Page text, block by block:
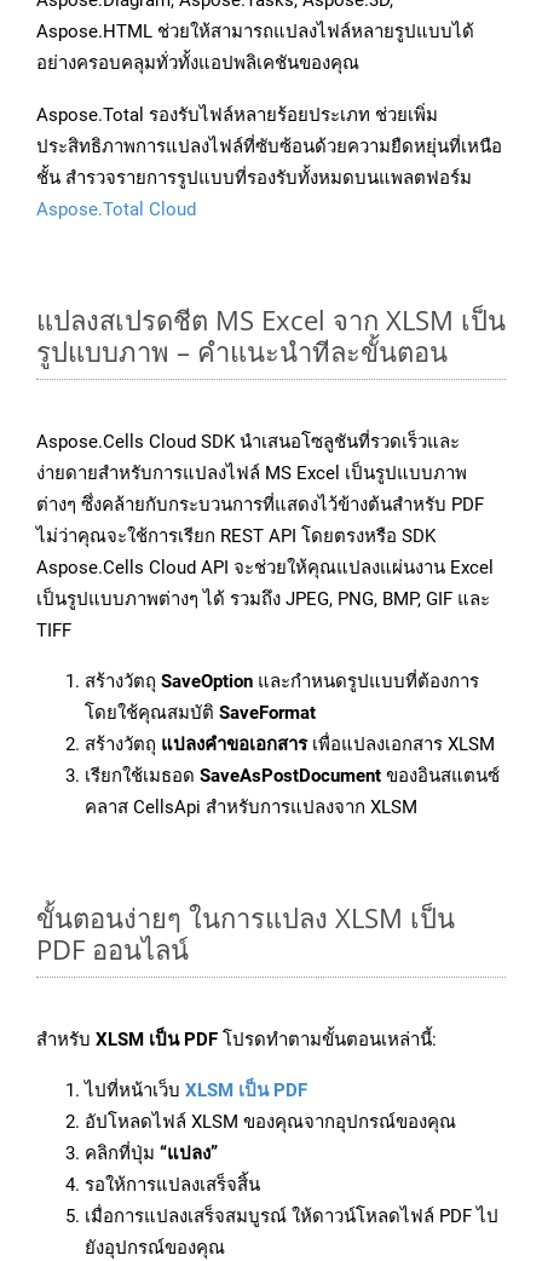
Aspose.HTML ช่วยให้สามารถแปลงไฟล์หลายรูปแบบได้
อย่างครอบคลุมทั่วทั้งแอปพลิเคชันของคุณ
Aspose.Total รองรับไฟล์หลายร้อยประเภท ช่วยเพิ่ม
ประสิทธิภาพการแปลงไฟล์ที่ซับซ้อนด้วยความยืดหยุ่นที่เหนือ
ชั้น สำรวจรายการรูปแบบที่รองรับทั้งหมดบนแพลตฟอร์ม
Aspose.Total Cloud
แปลงสเปรดชีต MS Excel จาก XLSM เป็น
รูปแบบภาพ – คำแนะนำทีละขั้นตอน
Aspose.Cells Cloud SDK นำเสนอโซลูชันที่รวดเร็วและ
ง่ายดายสำหรับการแปลงไฟล์ MS Excel เป็นรูปแบบภาพ
ต่างๆ ซึ่งคล้ายกับกระบวนการที่แสดงไว้ข้างต้นสำหรับ PDF
ไม่ว่าคุณจะใช้การเรียก REST API โดยตรงหรือ SDK
Aspose.Cells Cloud API จะช่วยให้คุณแปลงแผ่นงาน Excel
เป็นรูปแบบภาพต่างๆ ได้ รวมถึง JPEG, PNG, BMP, GIF และ
TIFF
สร้างวัตถุ SaveOption และกำหนดรูปแบบที่ต้องการ
โดยใช้คุณสมบัติ SaveFormat
สร้างวัตถุ แปลงคำขอเอกสารเพื่อแปลงเอกสาร XLSM
เรียกใช้เมธอด SaveAsPostDocument ของอินสแตนซ์
คลาส CellsApi สำหรับการแปลงจาก XLSM
ขั้นตอนง่ายๆ ในการแปลง XLSM เป็น
PDF ออนไลน์
สำหรับ XLSM เป็น PDF โปรดทำตามขั้นตอนเหล่านี้:
ไปที่หน้าเว็บ XLSM เป็น PDF
อัปโหลดไฟล์ XLSM ของคุณจากอุปกรณ์ของคุณ
คลิกที่ปุ่ม “แปลง”
รอให้การแปลงเสร็จสิ้น
เมื่อการแปลงเสร็จสมบูรณ์ ให้ดาวน์โหลดไฟล์ PDF ไป
ยังอุปกรณ์ของคุณ